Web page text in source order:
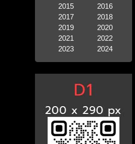
2015
2016
2017
2018
2019
2020
2021
2022
2023
2024